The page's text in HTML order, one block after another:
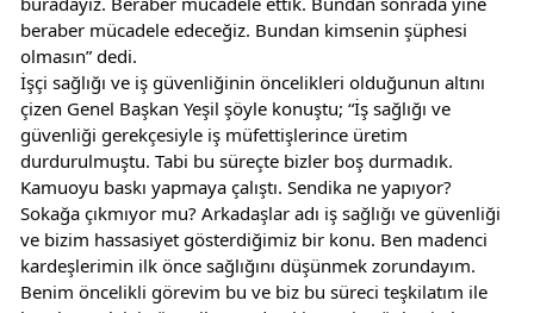
beraber mücadele edeceğiz. Bundan kimsenin şüphesi
olmasın” dedi.
İşçi sağlığı ve iş güvenliğinin öncelikleri olduğunun altını
çizen Genel Başkan Yeşil şöyle konuştu; “İş sağlığı ve
güvenliği gerekçesiyle iş müfettişlerince üretim
durdurulmuştu. Tabi bu süreçte bizler boş durmadık.
Kamuoyu baskı yapmaya çalıştı. Sendika ne yapıyor?
Sokağa çıkmıyor mu? Arkadaşlar adı iş sağlığı ve güvenliği
ve bizim hassasiyet gösterdiğimiz bir konu. Ben madenci
kardeşlerimin ilk önce sağlığını düşünmek zorundayım.
Benim öncelikli görevim bu ve biz bu süreci teşkilatım ile